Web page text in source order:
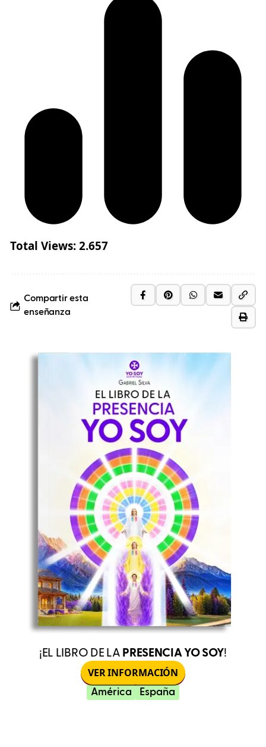
Total Views:2.657
Compartir esta
enseñanza
¡EL LIBRO DE LA PRESENCIA YO SOY!
VER INFORMACIÓN
América España